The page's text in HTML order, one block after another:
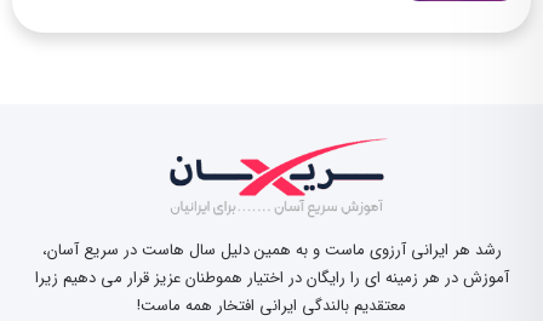
رشد هر ایرانی آرزوی ماست و به همین دلیل سال هاست در سریع آسان،
آموزش در هر زمینه ای را رایگان در اختیار هموطنان عزیز قرار می دهیم زیرا
معتقدیم بالندگی ایرانی افتخار همه ماست!